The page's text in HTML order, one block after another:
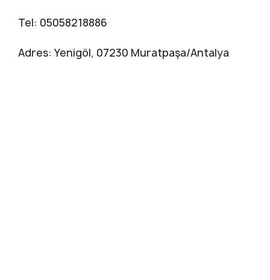
Tel: 05058218886
Adres: Yenigöl, 07230 Muratpaşa/Antalya